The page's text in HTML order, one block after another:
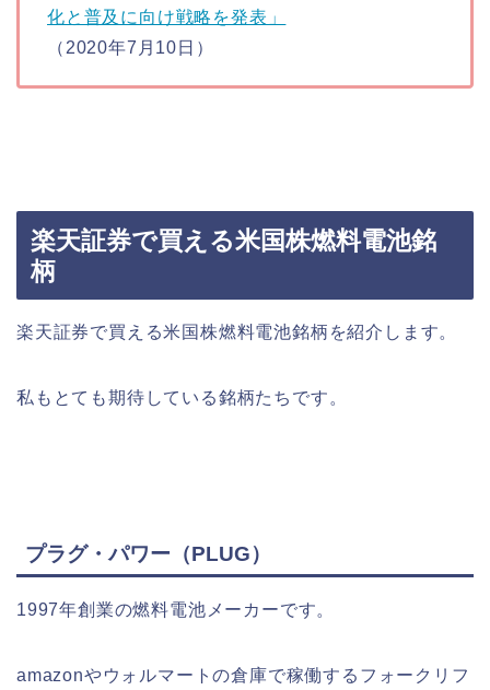
化と普及に向け戦略を発表」
（2020年7月10日）
楽天証券で買える米国株燃料電池銘
柄
楽天証券で買える米国株燃料電池銘柄を紹介します。
私もとても期待している銘柄たちです。
プラグ・パワー（PLUG）
1997年創業の燃料電池メーカーです。
amazonやウォルマートの倉庫で稼働するフォークリフ